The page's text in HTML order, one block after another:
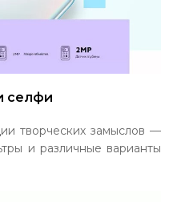
селфи
творческих замыслов —
и различные варианты